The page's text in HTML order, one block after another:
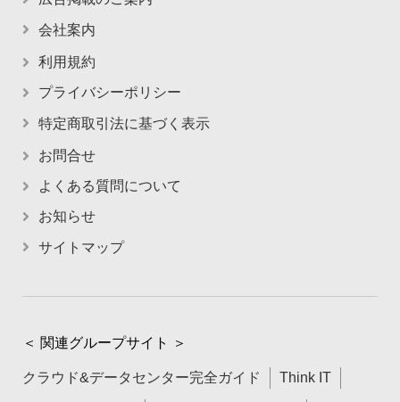
会社案内
利用規約
プライバシーポリシー
特定商取引法に基づく表示
お問合せ
よくある質問について
お知らせ
サイトマップ
＜ 関連グループサイト ＞
クラウド&データセンター完全ガイド Think IT